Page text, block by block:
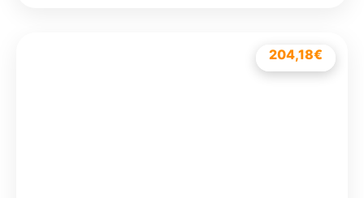
198,18€
204,18€
186,18€
210,18€